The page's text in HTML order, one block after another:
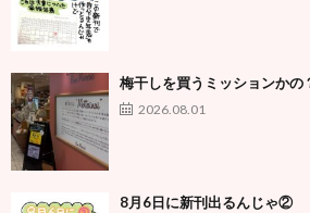
梅干しを買うミッションかの
2026.08.01
8月6日に新刊出るんじゃ②